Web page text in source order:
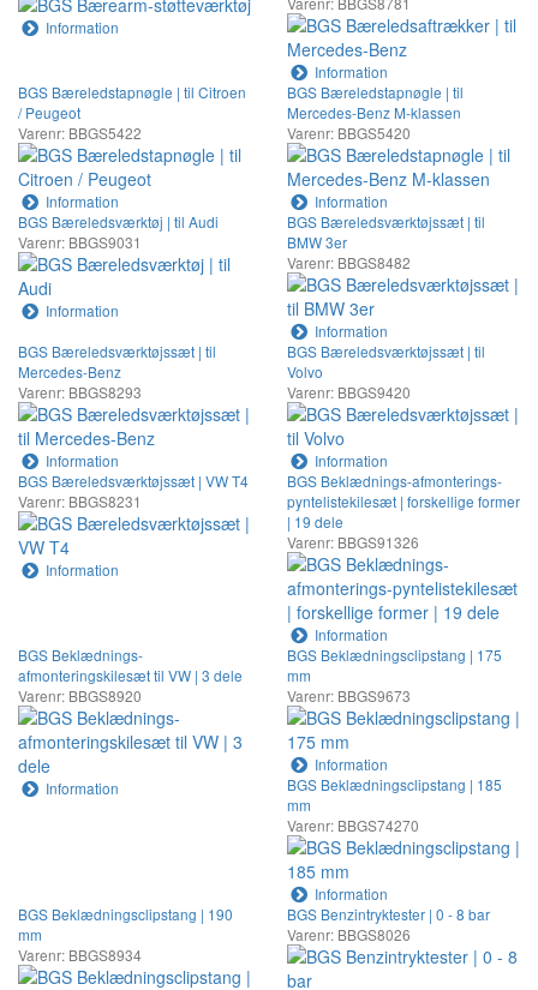
Information
Information
BGS Bæreledstapnøgle | til Citroen
/ Peugeot
Varenr: BBGS5422
Information
BGS Bæreledstapnøgle | til
Mercedes-Benz M-klassen
Varenr: BBGS5420
Information
BGS Bæreledsværktøj | til Audi
Varenr: BBGS9031
Information
BGS Bæreledsværktøjssæt | til
BMW 3er
Varenr: BBGS8482
Information
BGS Bæreledsværktøjssæt | til
Mercedes-Benz
Varenr: BBGS8293
Information
BGS Bæreledsværktøjssæt | til
Volvo
Varenr: BBGS9420
Information
BGS Bæreledsværktøjssæt | VW T4
Varenr: BBGS8231
Information
BGS Beklædnings-afmonterings-
pyntelistekilesæt | forskellige former
| 19 dele
Varenr: BBGS91326
Information
BGS Beklædnings-
afmonteringskilesæt til VW | 3 dele
Varenr: BBGS8920
Information
BGS Beklædningsclipstang | 175
mm
Varenr: BBGS9673
Information
BGS Beklædningsclipstang | 185
mm
Varenr: BBGS74270
Information
BGS Beklædningsclipstang | 190
mm
Varenr: BBGS8934
BGS Benzintryktester | 0 - 8 bar
Varenr: BBGS8026